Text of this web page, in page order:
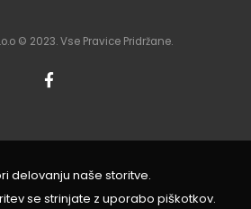
delovanju naše storitve.
se strinjate z uporabo piškotkov.
© 2023. Vse Pravice Pridržane.